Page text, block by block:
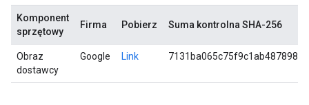
Komponent
sprzętowy
Firma Pobierz Suma kontrolna SHA-256
Obraz
dostawcy
Google Link